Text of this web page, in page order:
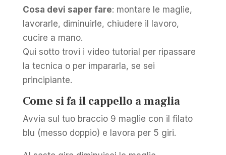
Cosa devi saper fare: montare le maglie,
lavorarle, diminuirle, chiudere il lavoro,
cucire a mano.
Qui sotto trovi i video tutorial per ripassare
la tecnica o per impararla, se sei
principiante.
Come si fa il cappello a maglia
Avvia sul tuo braccio 9 maglie con il filato
blu (messo doppio) e lavora per 5 giri.